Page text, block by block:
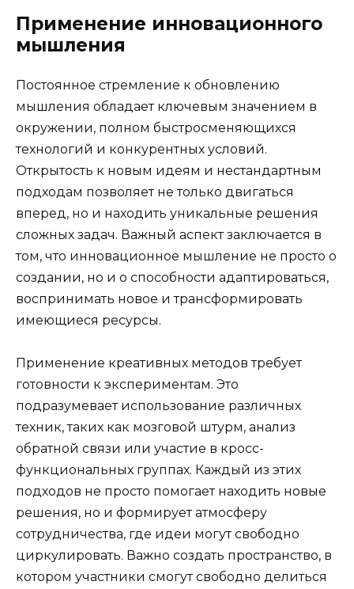
Применение инновационного
мышления
Постоянное стремление к обновлению
мышления обладает ключевым значением в
окружении, полном быстросменяющихся
технологий и конкурентных условий.
Открытость к новым идеям и нестандартным
подходам позволяет не только двигаться
вперед, но и находить уникальные решения
сложных задач. Важный аспект заключается в
том, что инновационное мышление не просто о
создании, но и о способности адаптироваться,
воспринимать новое и трансформировать
имеющиеся ресурсы.
Применение креативных методов требует
готовности к экспериментам. Это
подразумевает использование различных
техник, таких как мозговой штурм, анализ
обратной связи или участие в кросс-
функциональных группах. Каждый из этих
подходов не просто помогает находить новые
решения, но и формирует атмосферу
сотрудничества, где идеи могут свободно
циркулировать. Важно создать пространство, в
котором участники смогут свободно делиться